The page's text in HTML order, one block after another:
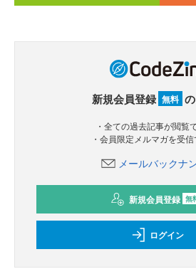
新規会員登録 無料
・全ての過去記事が閲覧
・会員限定メルマガを受
メールバックナ
新規会員登録 無
ログイン